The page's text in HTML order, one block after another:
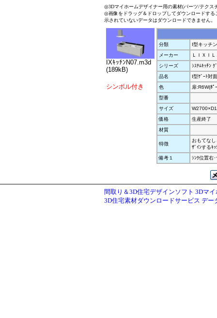
◎3Dマイホームデザイナー用の素材(パーツ/テクス
◎画像をドラッグ＆ドロップしてダウンロードす
示されていないデータはダウンロードできません。
IXｷｯﾁﾝN07.m3d
(189kB)
シンボル付き
分類
I型キッチン
メーカー
ＬＩＸＩＬ
シリーズ
ｼｽﾃﾑｷｯﾁﾝ ｸ
品名
I型ｹﾞｰﾄ対
色
扉:R6W(ﾎﾟ
型番
サイズ
価格
生産終了
材質
特徴
おもてな
ｻﾞｲﾝするｷｯ
備考１
ｼﾝｸ位置右
間取り＆3D住宅デザインソフト 3Dマ
3D住宅素材ダウンロードサービス デー